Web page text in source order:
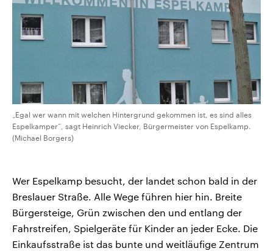
„Egal wer wann mit welchen Hintergrund gekommen ist, es sind alles
Espelkamper“, sagt Heinrich Viecker, Bürgermeister von Espelkamp.
(Michael Borgers)
Wer Espelkamp besucht, der landet schon bald in der
Breslauer Straße. Alle Wege führen hier hin. Breite
Bürgersteige, Grün zwischen den und entlang der
Fahrstreifen, Spielgeräte für Kinder an jeder Ecke. Die
Einkaufsstraße ist das bunte und weitläufige Zentrum